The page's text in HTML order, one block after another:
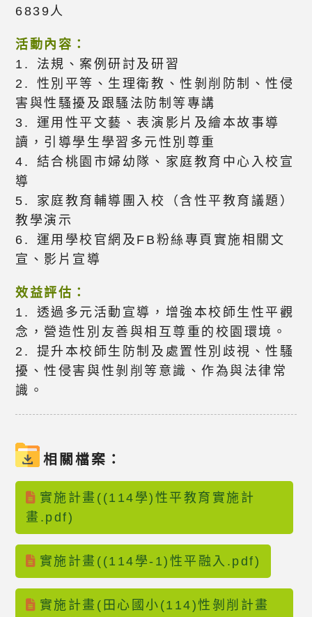
6839人
活動內容：
1. 法規、案例研討及研習
2. 性別平等、生理衛教、性剝削防制、性侵
害與性騷擾及跟騷法防制等專講
3. 運用性平文藝、表演影片及繪本故事導
讀，引導學生學習多元性別尊重
4. 結合桃園市婦幼隊、家庭教育中心入校宣
導
5. 家庭教育輔導團入校（含性平教育議題）
教學演示
6. 運用學校官網及FB粉絲專頁實施相關文
宣、影片宣導
效益評估：
1. 透過多元活動宣導，增強本校師生性平觀
念，營造性別友善與相互尊重的校園環境。
2. 提升本校師生防制及處置性別歧視、性騷
擾、性侵害與性剝削等意識、作為與法律常
識。
相關檔案：
實施計畫((114學)性平教育實施計
畫.pdf)
實施計畫((114學-1)性平融入.pdf)
實施計畫(田心國小(114)性剝削計畫